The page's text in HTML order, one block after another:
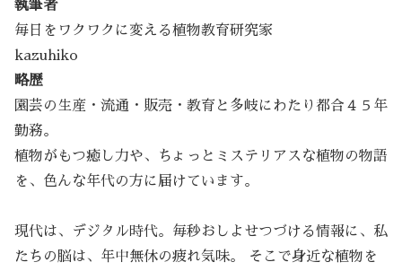
執筆者
毎日をワクワクに変える植物教育研究家
kazuhiko
略歴
園芸の生産・流通・販売・教育と多岐にわたり都合４５年
勤務。
植物がもつ癒し力や、ちょっとミステリアスな植物の物語
を、色んな年代の方に届けています。
現代は、デジタル時代。毎秒おしよせつづける情報に、私
たちの脳は、年中無休の疲れ気味。 そこで身近な植物を